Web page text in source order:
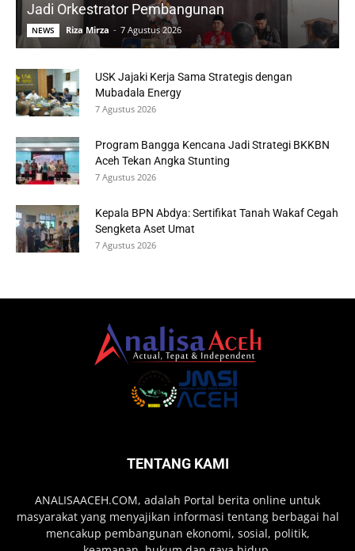
Jadi Orkestrator Pembangunan
NEWS Riza Mirza - 7 Agustus 2026
USK Jajaki Kerja Sama Strategis dengan
Mubadala Energy
7 Agustus 2026
Program Bangga Kencana Jadi Strategi BKKBN
Aceh Tekan Angka Stunting
7 Agustus 2026
Kepala BPN Abdya: Sertifikat Tanah Wakaf Cegah
Sengketa Aset Umat
7 Agustus 2026
TENTANG KAMI
ANALISAACEH.COM, adalah Portal berita online untuk
masyarakat yang menyajikan informasi tentang berbagai hal
mencakup pembangunan ekonomi, sosial, politik,